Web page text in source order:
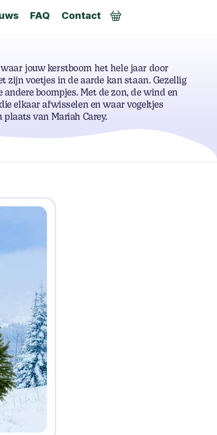
FAQ Contact
jouw kerstboom het hele jaar door
zijn voetjes in de aarde kan staan. Gezellig
andere boompjes. Met de zon, de wind en
elkaar afwisselen en waar vogeltjes
plaats van Mariah Carey.